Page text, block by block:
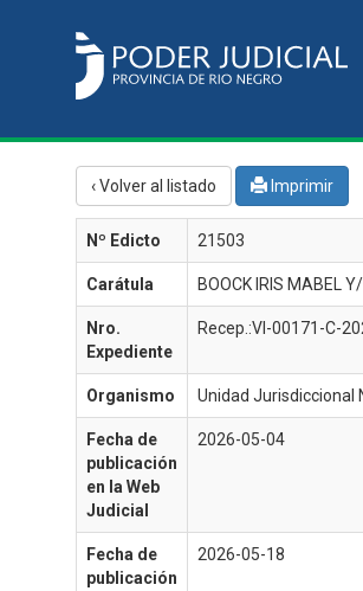
‹ Volver al listado Imprimir
Nº Edicto 21503
Carátula BOOCK IRIS MABEL
Nro.
Expediente
Recep.:VI-00171-C-
Organismo Unidad Jurisdiccional
Fecha de
publicación
en la Web
Judicial
2026-05-04
Fecha de
publicación
2026-05-18